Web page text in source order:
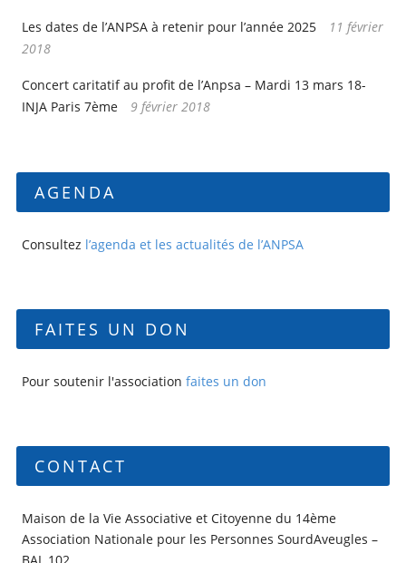
Les dates de l’ANPSA à retenir pour l’année 2025
11 février
2018
Concert caritatif au profit de l’Anpsa – Mardi 13 mars 18-
INJA Paris 7ème
9 février 2018
AGENDA
Consultez l’agenda et les actualités de l’ANPSA
FAITES UN DON
Pour soutenir l'association faites un don
CONTACT
Maison de la Vie Associative et Citoyenne du 14ème
Association Nationale pour les Personnes SourdAveugles –